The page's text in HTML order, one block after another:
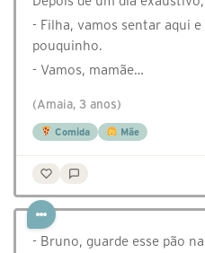
- Filha, vamos sentar aqui
pouquinho.
- Vamos, mamãe…
(Amaia, 3 anos)
Comida Mãe
- Bruno, guarde esse pão